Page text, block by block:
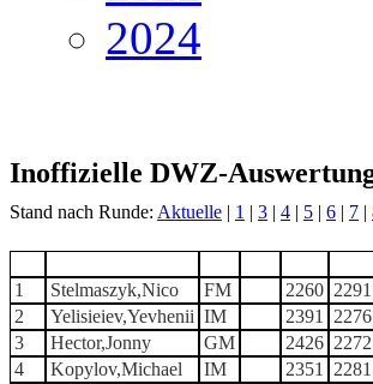
2024
Inoffizielle DWZ-
Stand nach Runde: Aktuelle | 1 | 3 | 4 | 5 | 6 | 7 |
1
Stelmaszyk,Nico FM 2260 2291
2
Yelisieiev,Yevhenii IM 2391 2276
3
Hector,Jonny GM 2426 2272
4
Kopylov,Michael IM 2351 2281